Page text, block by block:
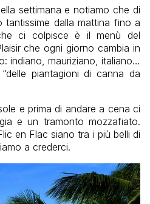
settimana e notiamo che di
dalla mattina fino a
ci colpisce è il menù del
che ogni giorno cambia in
indiano, mauriziano, italiano…
piantagioni di canna da
e prima di andare a cena ci
e un tramonto mozzafiato.
en Flac siano tra i più belli di
a crederci.